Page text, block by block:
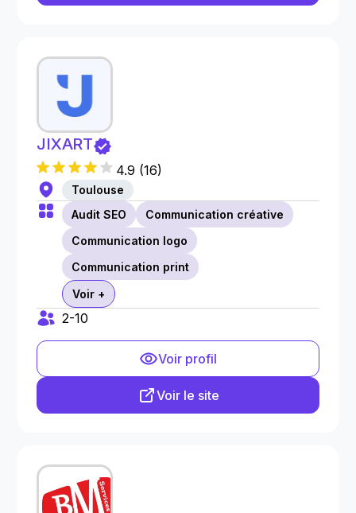
JIXART
4.9 (16)
Toulouse
Audit SEO
Communication créative
Communication logo
Communication print
Voir +
2-10
Voir profil
Voir le site